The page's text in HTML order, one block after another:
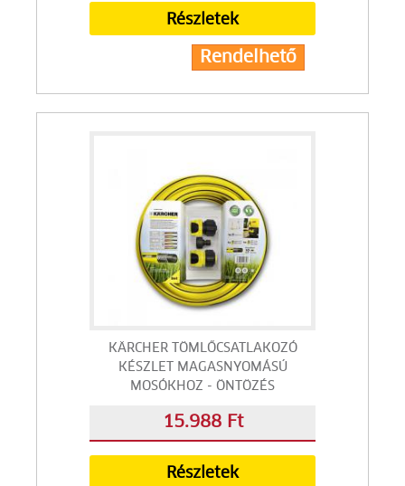
Részletek
Rendelhető
KÄRCHER TÖMLŐCSATLAKOZÓ
KÉSZLET MAGASNYOMÁSÚ
MOSÓKHOZ - ÖNTÖZÉS
15.988 Ft
Részletek